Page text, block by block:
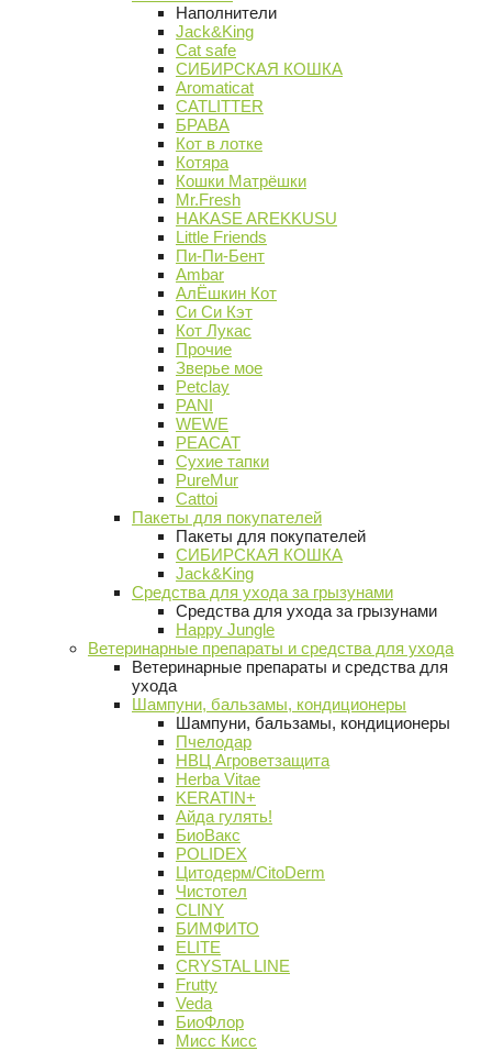
Наполнители
Jack&King
Cat safe
СИБИРСКАЯ КОШКА
Aromaticat
CATLITTER
БРАВА
Кот в лотке
Котяра
Кошки Матрёшки
Mr.Fresh
HAKASE AREKKUSU
Little Friends
Пи-Пи-Бент
Ambar
АлЁшкин Кот
Си Си Кэт
Кот Лукас
Прочие
Зверье мое
Petclay
PANI
WEWE
PEACAT
Сухие тапки
PureMur
Cattoi
Пакеты для покупателей
Пакеты для покупателей
СИБИРСКАЯ КОШКА
Jack&King
Средства для ухода за грызунами
Средства для ухода за грызунами
Happy Jungle
Ветеринарные препараты и средства для ухода
Ветеринарные препараты и средства для
ухода
Шампуни, бальзамы, кондиционеры
Шампуни, бальзамы, кондиционеры
Пчелодар
НВЦ Агроветзащита
Herba Vitae
KERATIN+
Айда гулять!
БиоВакс
POLIDEX
Цитодерм/CitoDerm
Чистотел
CLINY
БИМФИТО
ELITE
CRYSTAL LINE
Frutty
Veda
БиоФлор
Мисс Кисс